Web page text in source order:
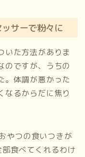
サーで粉々に
いた方法がありま
のですが、うちの
。体調が悪かった
なるからだに焦り
つの食いつきが
食べてくれるわけ